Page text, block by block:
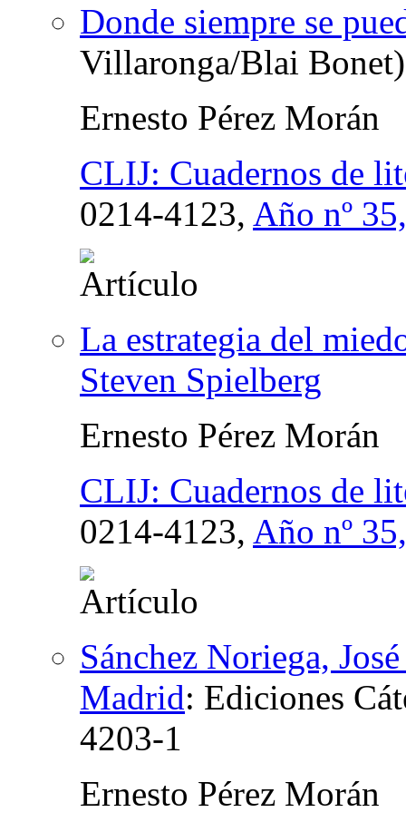
Donde siempre se
Villaronga/Blai Bonet)
Ernesto Pérez Morán
CLIJ: Cuadernos de
0214-4123, Año nº
La estrategia del
Steven Spielberg
Ernesto Pérez Morán
CLIJ: Cuadernos de
0214-4123, Año nº
Sánchez Noriega,
Madrid: Ediciones
4203-1
Ernesto Pérez Morán